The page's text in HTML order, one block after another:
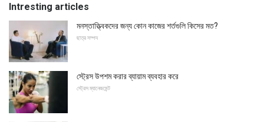
Intresting articles
মনস্তাত্ত্বিকদের জন্য কোন কাজের শর্তগুলি কিসের মত?
ছাত্র সম্পদ
স্ট্রেস উপশম করার ব্যায়াম ব্যবহার করে
স্ট্রেস ম্যানেজমেন্ট